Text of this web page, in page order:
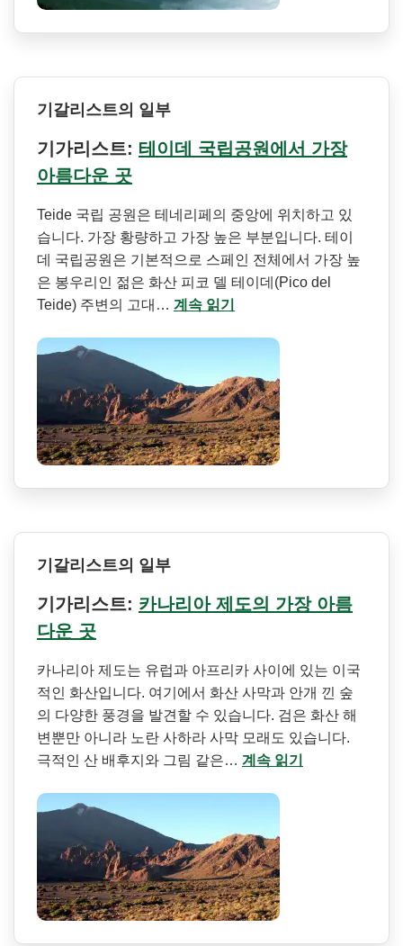
기갈리스트의 일부
기가리스트: 테이데 국립공원에서 가장
아름다운 곳
Teide 국립 공원은 테네리페의 중앙에 위치하고 있
습니다. 가장 황량하고 가장 높은 부분입니다. 테이
데 국립공원은 기본적으로 스페인 전체에서 가장 높
은 봉우리인 젊은 화산 피코 델 테이데(Pico del
Teide) 주변의 고대… 계속 읽기
기갈리스트의 일부
기가리스트: 카나리아 제도의 가장 아름
다운 곳
카나리아 제도는 유럽과 아프리카 사이에 있는 이국
적인 화산입니다. 여기에서 화산 사막과 안개 낀 숲
의 다양한 풍경을 발견할 수 있습니다. 검은 화산 해
변뿐만 아니라 노란 사하라 사막 모래도 있습니다.
극적인 산 배후지와 그림 같은… 계속 읽기